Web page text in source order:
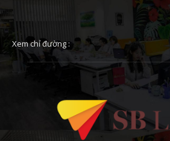
Xem chỉ đường :